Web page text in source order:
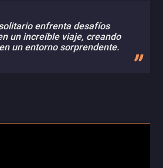
enfrenta desafíos
un increíble viaje, creando
un entorno sorprendente.